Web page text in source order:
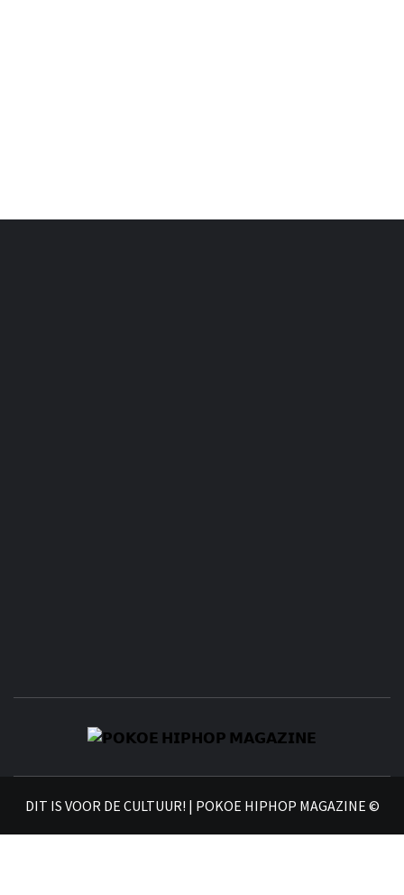
DIT IS VOOR DE CULTUUR! | POKOE HIPHOP MAGAZINE ©